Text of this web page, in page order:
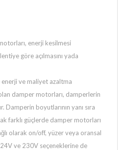
enerji kesilmesi
göre açılmasını yada
ve maliyet azaltma
damper motorları, damperlerin
Damperin boyutlarının yanı sıra
farklı güçlerde damper motorları
olarak on/off, yüzer veya oransal
ve 230V seçeneklerine de